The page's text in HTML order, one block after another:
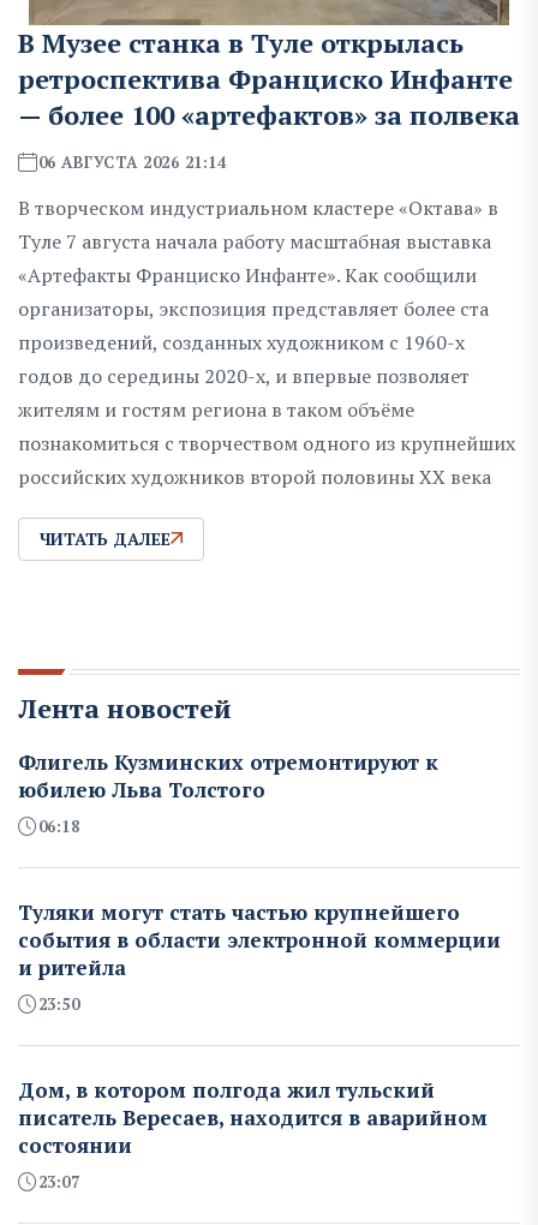
В Музее станка в Туле открылась
ретроспектива Франциско Инфанте
— более 100 «артефактов» за полвека
06 АВГУСТА 2026 21:14
В творческом индустриальном кластере «Октава» в
Туле 7 августа начала работу масштабная выставка
«Артефакты Франциско Инфанте». Как сообщили
организаторы, экспозиция представляет более ста
произведений, созданных художником с 1960-х
годов до середины 2020-х, и впервые позволяет
жителям и гостям региона в таком объёме
познакомиться с творчеством одного из крупнейших
российских художников второй половины XX века
ЧИТАТЬ ДАЛЕЕ
Лента новостей
Флигель Кузминских отремонтируют к
юбилею Льва Толстого
06:18
Туляки могут стать частью крупнейшего
события в области электронной коммерции
и ритейла
23:50
Дом, в котором полгода жил тульский
писатель Вересаев, находится в аварийном
состоянии
23:07